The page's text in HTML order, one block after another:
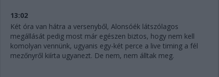
13:02
Két óra van hátra a versenyből, Alonsóék látszólagos
megállását pedig most már egészen biztos, hogy nem kell
komolyan vennünk, ugyanis egy-két perce a live timing a fél
mezőnyről kiírta ugyanezt. De nem, nem álltak meg.